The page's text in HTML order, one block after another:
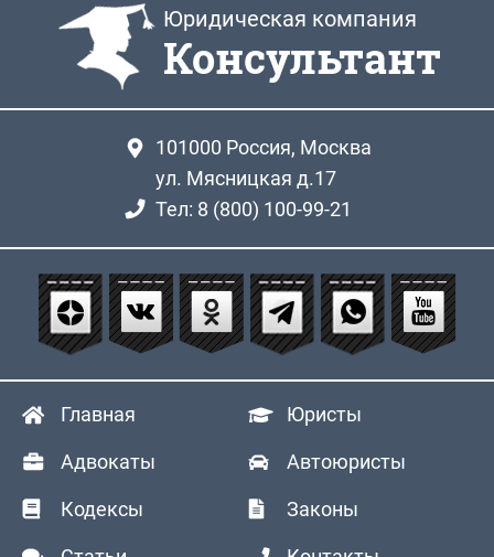
Юридическая компания
Консультант
101000 Россия, Москва
ул. Мясницкая д.17
Тел: 8 (800) 100-99-21
Главная Юристы
Адвокаты Автоюристы
Кодексы Законы